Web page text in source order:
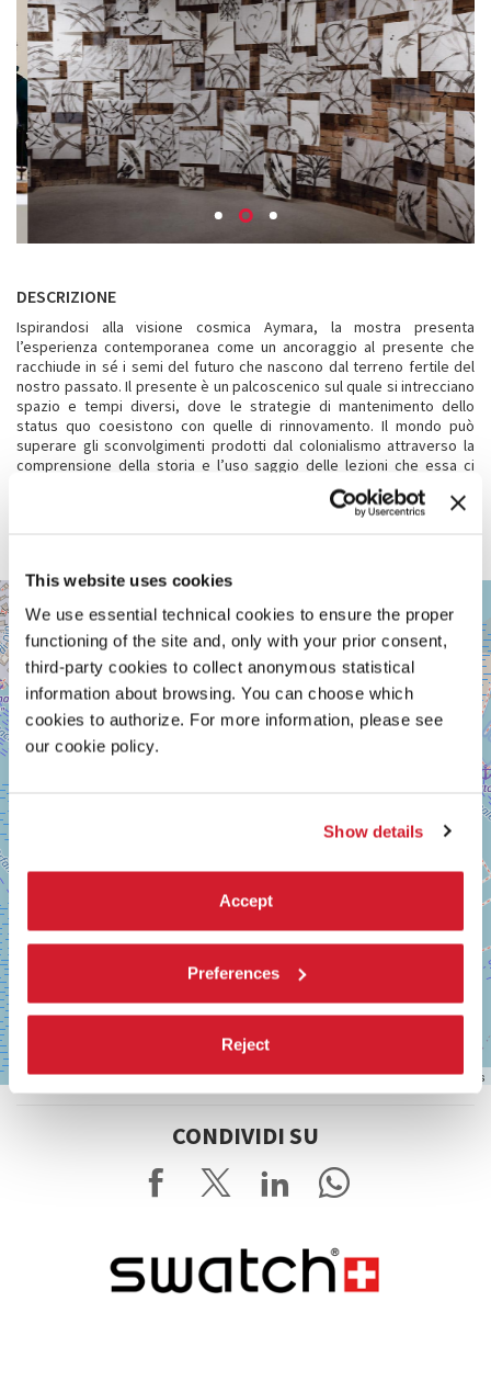
This website uses cookies
We use essential technical cookies to ensure the proper
functioning of the site and, only with your prior consent,
third-party cookies to collect anonymous statistical
information about browsing. You can choose which
cookies to authorize. For more information, please see
our cookie policy.
Show details
Accept
Preferences
Reject
DESCRIZIONE
Ispirandosi alla visione cosmica Aymara, la mostra presenta
l’esperienza contemporanea come un ancoraggio al presente che
racchiude in sé i semi del futuro che nascono dal terreno fertile del
nostro passato. Il presente è un palcoscenico sul quale si intrecciano
spazio e tempi diversi, dove le strategie di mantenimento dello
status quo coesistono con quelle di rinnovamento. Il mondo può
superare gli sconvolgimenti prodotti dal colonialismo attraverso la
comprensione della storia e l’uso saggio delle lezioni che essa ci
impartisce. Il passato non è un dato immobile, bensì offre una serie di
strumenti, tra cui la saggezza e la lotta, per creare un futuro più equo
e sostenibile. Indagando attentamente le sue profondità, possiamo
GIARDINI
Leaflet| ©OpenStreetMapcontributors
CONDIVIDI SU